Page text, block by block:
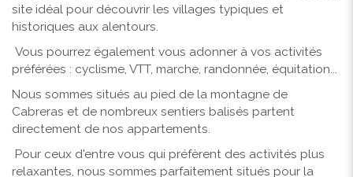
site idéal pour découvrir les villages typiques et
historiques aux alentours.
Vous pourrez également vous adonner à vos activités
préférées : cyclisme, VTT, marche, randonnée, équitation...
Nous sommes situés au pied de la montagne de
Cabreras et de nombreux sentiers balisés partent
directement de nos appartements.
Pour ceux d'entre vous qui préfèrent des activités plus
relaxantes, nous sommes parfaitement situés pour la